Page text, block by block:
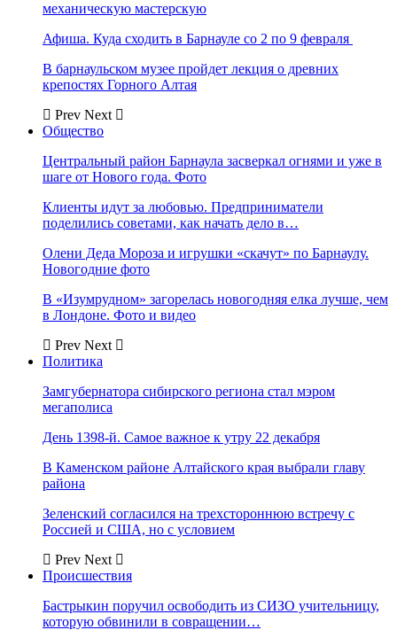
механическую мастерскую
Афиша. Куда сходить в Барнауле со 2 по 9 февраля
В барнаульском музее пройдет лекция о древних
крепостях Горного Алтая
Prev Next
Общество
Центральный район Барнаула засверкал огнями и уже в
шаге от Нового года. Фото
Клиенты идут за любовью. Предприниматели
поделились советами, как начать дело в…
Олени Деда Мороза и игрушки «скачут» по Барнаулу.
Новогодние фото
В «Изумрудном» загорелась новогодняя елка лучше, чем
в Лондоне. Фото и видео
Prev Next
Политика
Замгубернатора сибирского региона стал мэром
мегаполиса
День 1398-й. Самое важное к утру 22 декабря
В Каменском районе Алтайского края выбрали главу
района
Зеленский согласился на трехстороннюю встречу с
Россией и США, но с условием
Prev Next
Происшествия
Бастрыкин поручил освободить из СИЗО учительницу,
которую обвинили в совращении…